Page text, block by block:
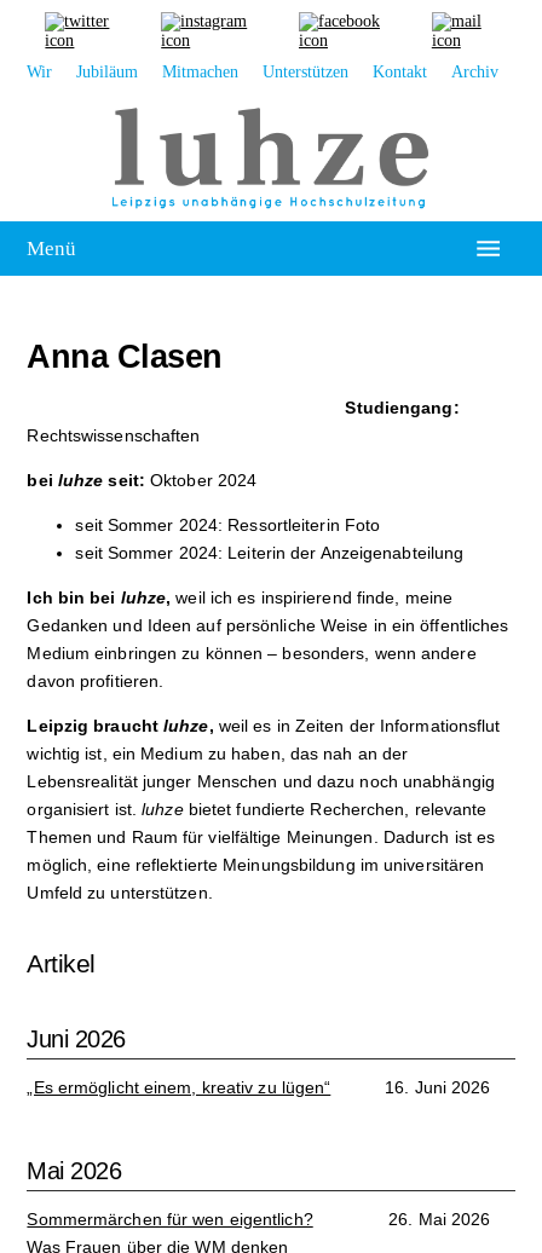
Wir Jubiläum Mitmachen Unterstützen Kontakt Archiv
Menü
Leipzig
Interview
Sport
Film
Klima
International
Wissenschaft
Service
Campuskultur
Anna Clasen
Studiengang:
Rechtswissenschaften
bei luhze seit: Oktober 2024
seit Sommer 2024: Ressortleiterin Foto
seit Sommer 2024: Leiterin der Anzeigenabteilung
Ich bin bei luhze,weil ich es inspirierend finde, meine
Gedanken und Ideen auf persönliche Weise in ein öffentliches
Medium einbringen zu können – besonders, wenn andere
davon profitieren.
Leipzig brauchtluhze, weil es in Zeiten der Informationsflut
wichtig ist, ein Medium zu haben, das nah an der
Lebensrealität junger Menschen und dazu noch unabhängig
organisiert ist.luhzebietet fundierte Recherchen, relevante
Themen und Raum für vielfältige Meinungen. Dadurch ist es
möglich, eine reflektierte Meinungsbildung im universitären
Umfeld zu unterstützen.
Artikel
Juni 2026
„Es ermöglicht einem, kreativ zu lügen“ 16. Juni 2026
Mai 2026
Sommermärchen für wen eigentlich?
Was Frauen über die WM denken
26. Mai 2026